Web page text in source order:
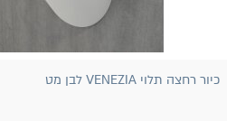
כיור רחצה תלוי VENEZIA לבן מט